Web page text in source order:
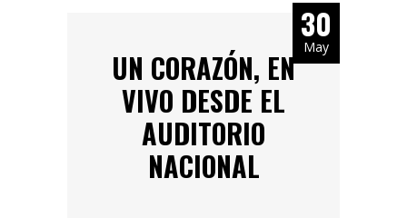
30
May
UN CORAZÓN, EN
VIVO DESDE EL
AUDITORIO
NACIONAL